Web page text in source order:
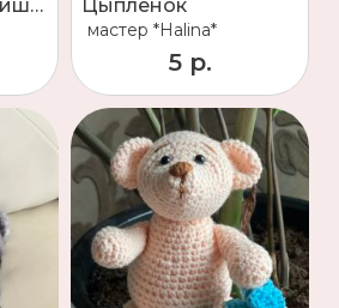
Мишка, белый мишка; медвежонок вязаный, Умка, медведь Цыплёнок
мастер *Halina*
5 р.